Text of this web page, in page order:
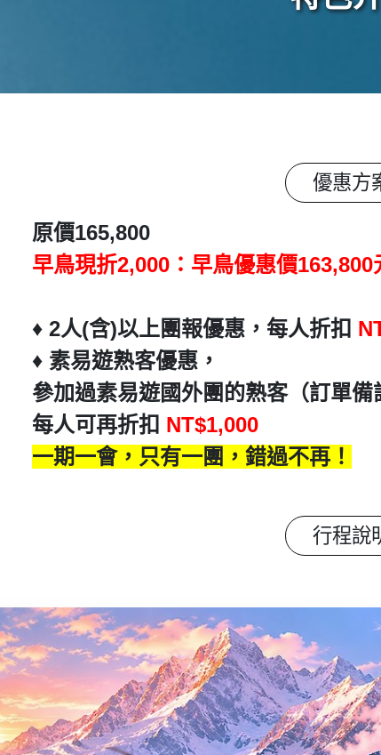
優惠方
原價165,800
早鳥現折2,000：早鳥優惠價163,800
♦️ 2人(含)以上團報優惠，每人折扣
♦️ 素易遊熟客優惠，
參加過素易遊國外團的熟客（訂單備
每人可再折扣 NT$1,000
一期一會，只有一團，錯過不再！
行程說